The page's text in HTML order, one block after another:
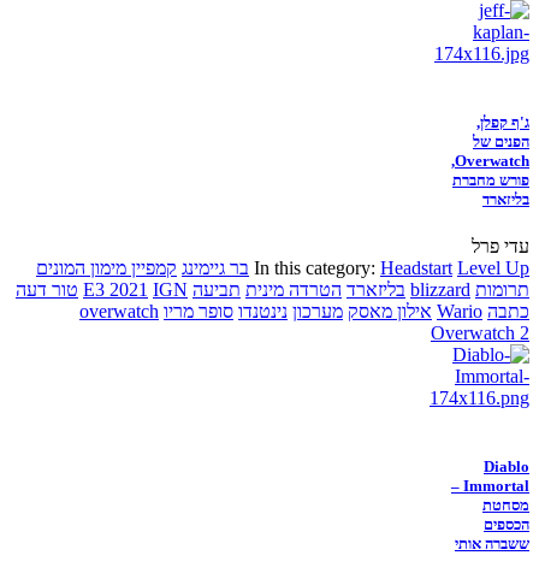
ג'ף קפלן,
הפנים של
Overwatch,
פורש מחברת
בליזארד
עדי פרל
In this category: Headstart Level Up בר גיימינג קמפיין מימון המונים
תרומות blizzard בליזארד הטרדה מינית תביעה E3 2021 IGN
טור דעה
כתבה Wario אילון מאסק מערכון נינטנדו סופר מריו overwatch
Overwatch 2
Diablo
Immortal –
מסחטת
הכספים
ששברה אותי